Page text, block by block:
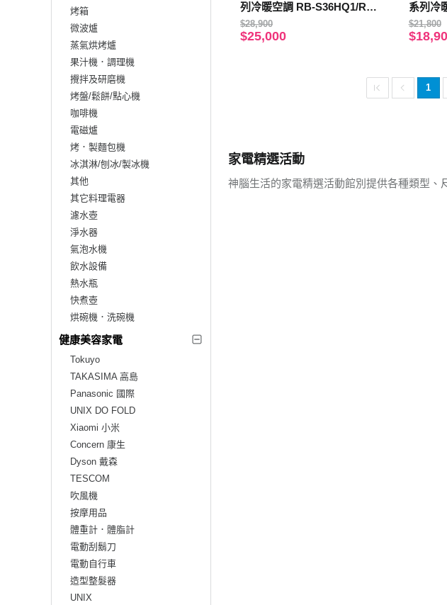
烤箱
微波爐
蒸氣烘烤爐
果汁機．調理機
攪拌及研磨機
烤盤/鬆餅/點心機
咖啡機
電磁爐
烤．製麵包機
冰淇淋/刨冰/製冰機
其他
其它料理電器
濾水壺
淨水器
氣泡水機
飲水設備
熱水瓶
快煮壺
烘碗機．洗碗機
健康美容家電
Tokuyo
TAKASIMA 高島
Panasonic 國際
UNIX DO FOLD
Xiaomi 小米
Concern 康生
Dyson 戴森
TESCOM
吹風機
按摩用品
體重計．體脂計
電動刮鬍刀
電動自行車
造型整髮器
UNIX
列冷暖空調 RB-S36HQ1/RC-
S36HQ1
$28,900
$25,000
系列冷
C-
$21,800
1
家電精選活動
神腦生活的家電精選活動館別提供各種類型